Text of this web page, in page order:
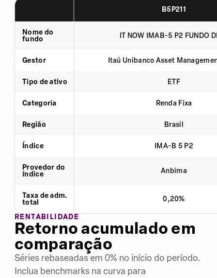
B5P211
Nome do
fundo
IT NOW IMAB-5 P2 FUNDO
Gestor Itaú Unibanco Asset
Tipo de ativo ETF
Categoria Renda Fixa
Região Brasil
Índice IMA-B 5 P2
Provedor do
índice
Anbima
Taxa de adm.
total
0,20%
RENTABILIDADE
Retorno acumulado em
comparação
Séries rebaseadas em 0% no início do período.
Inclua benchmarks na curva para